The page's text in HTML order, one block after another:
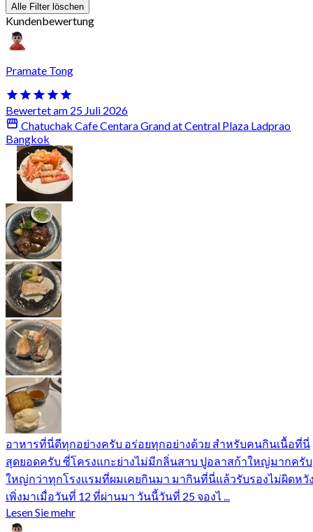
Alle Filter löschen
Kundenbewertung
Pramate Tong
Bewertet am 25 Juli 2026
Chatuchak Cafe Centara Grand at Central Plaza Ladprao
Bangkok
อาหารที่นี่ดีทุกอย่างครับ อร่อยทุกอย่างด้วย สำหรับคนกินเนื้อที่นี่
สุดยอดครับ ซี่โครงแกะย่างไม่มีกลิ่นสาบ ปูอลาสก้าใหญ่มากครับ
ใหญ่กว่าทุกโรงแรมที่ผมเคยกินมา มากินที่นี่แล้วรับรองไม่ผิดหวั
เพิ่งมาเมื่อวันที่ 12 ที่ผ่านมา วันนี้วันที่ 25 จองไ ...
Lesen Sie mehr